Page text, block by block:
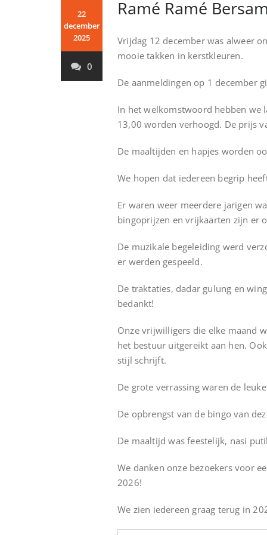
22
december
2025
0
Ramé Ramé
Vrijdag 12 december was alweer
mooie takken in kerstkleuren.
De aanmeldingen op 1 december
In het welkomstwoord hebben we
13,00 worden verhoogd. De prijs
De maaltijden en hapjes worden
We hopen dat iedereen begrip
Er waren weer meerdere jarigen
bingoprijzen en vrijkaarten zijn er
De muzikale begeleiding werd
er werden gespeeld.
De traktaties, dadar gulung en
bedankt!
Onze vrijwilligers die elke maand
het bestuur uitgereikt aan hen.
stijl schrijft.
De grote verrassing waren de
De opbrengst van de bingo van
De maaltijd was feestelijk, nasi
We danken onze bezoekers voor
2026!
We zien iedereen graag terug in